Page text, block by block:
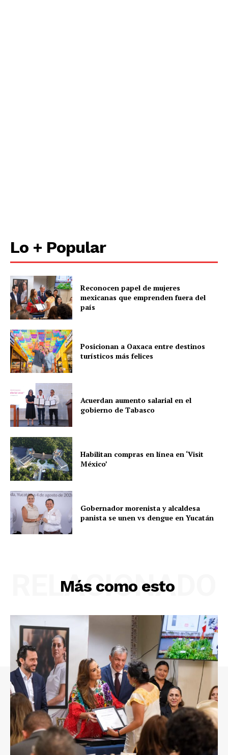
Lo + Popular
Reconocen papel de mujeres
mexicanas que emprenden fuera del
país
Posicionan a Oaxaca entre destinos
turísticos más felices
Acuerdan aumento salarial en el
gobierno de Tabasco
Habilitan compras en línea en ‘Visit
México’
Gobernador morenista y alcaldesa
panista se unen vs dengue en Yucatán
Más como esto
RELACIONADO